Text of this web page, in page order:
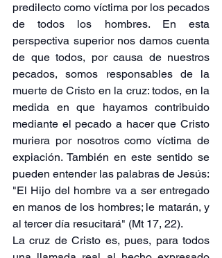
predilecto como víctima por los pecados
de todos los hombres. En esta
perspectiva superior nos damos cuenta
de que todos, por causa de nuestros
pecados, somos responsables de la
muerte de Cristo en la cruz: todos, en la
medida en que hayamos contribuido
mediante el pecado a hacer que Cristo
muriera por nosotros como víctima de
expiación. También en este sentido se
pueden entender las palabras de Jesús:
"El Hijo del hombre va a ser entregado
en manos de los hombres; le matarán, y
al tercer día resucitará" (Mt 17, 22).
La cruz de Cristo es, pues, para todos